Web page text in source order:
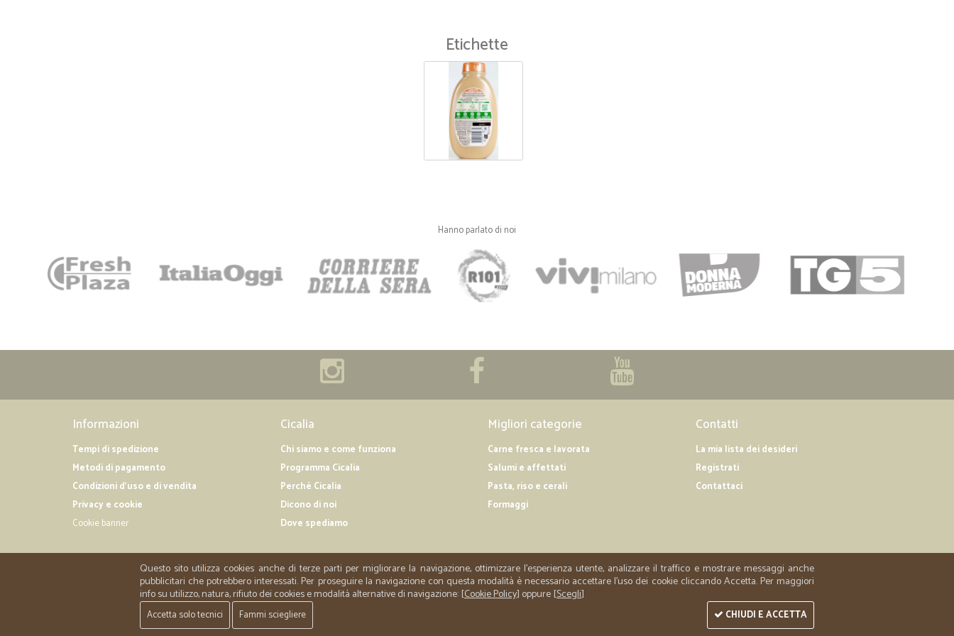
Etichette
Hanno parlato di noi
Informazioni
Tempi di spedizione
Metodi di pagamento
Condizioni d'uso e di vendita
Privacy e cookie
Cookie banner
Cicalia
Chi siamo e come funziona
Programma Cicalia
Perché Cicalia
Dicono di noi
Dove spediamo
Migliori categorie
Carne fresca e lavorata
Salumi e affettati
Pasta, riso e cerali
Formaggi
Contatti
La mia lista dei desideri
Registrati
Contattaci
Questo sito utilizza cookies anche di terze parti per migliorare la navigazione, ottimizzare l'esperienza utente, analizzare il traffico e mostrare messaggi anche
pubblicitari che potrebbero interessati. Per proseguire la navigazione con questa modalità è necessario accettare l'uso dei cookie cliccando Accetta. Per maggiori
info su utilizzo, natura, rifiuto dei cookies e modalità alternative di navigazione: [Cookie Policy] oppure [Scegli]
Accetta solo tecnici Fammi sciegliere CHIUDI E ACCETTA